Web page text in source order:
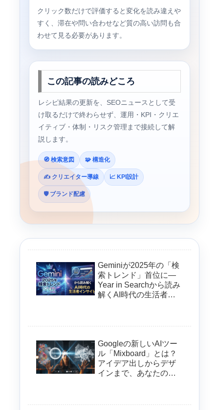
クリック数だけで評価すると変化を読み違えや
すく、滞在や問い合わせなど質の高い訪問も合
わせて見る必要があります。
この記事の読みどころ
レシピ結果の更新を、SEOニュースとして受
け取るだけで終わらせず、運用・KPI・クリエ
イティブ・体制・リスク管理まで接続して解
説します。
🧭 検索意図 🧩 構造化
✍️ クリエイター導線 📈 KPI設計
🛡️ ブランド配慮
Geminiが2025年の「検
索トレンド」首位に—
Year in Searchから読み
解くAI時代の生活者イ
Googleの新しいAIツー
ル「Mixboard」とは？
アイデア出しからデザ
インまで、あなたの創